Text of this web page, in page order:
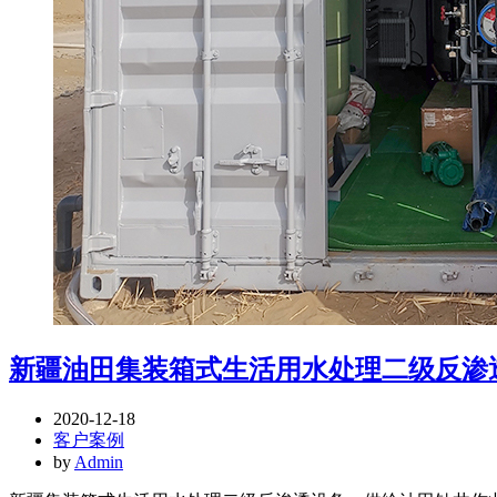
新疆油田集装箱式生活用水处理二级反渗
2020-12-18
客户案例
by Admin